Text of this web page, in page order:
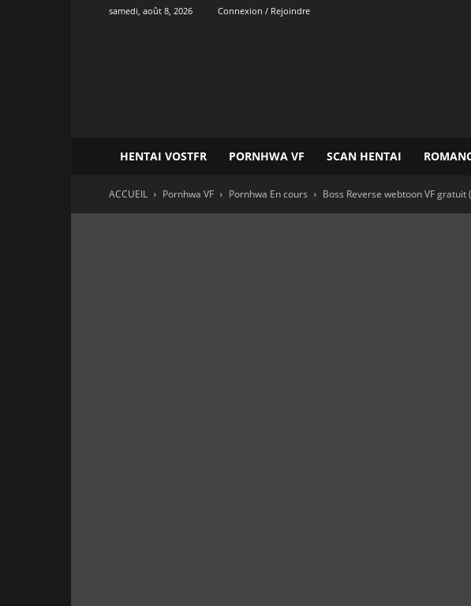
samedi, août 8, 2026 Connexion / Rejoindre
HENTAI VOSTFR PORNHWA VF SCAN HENTAI
ACCUEIL Pornhwa VF Pornhwa En cours Boss Reverse webtoon VF gratuit